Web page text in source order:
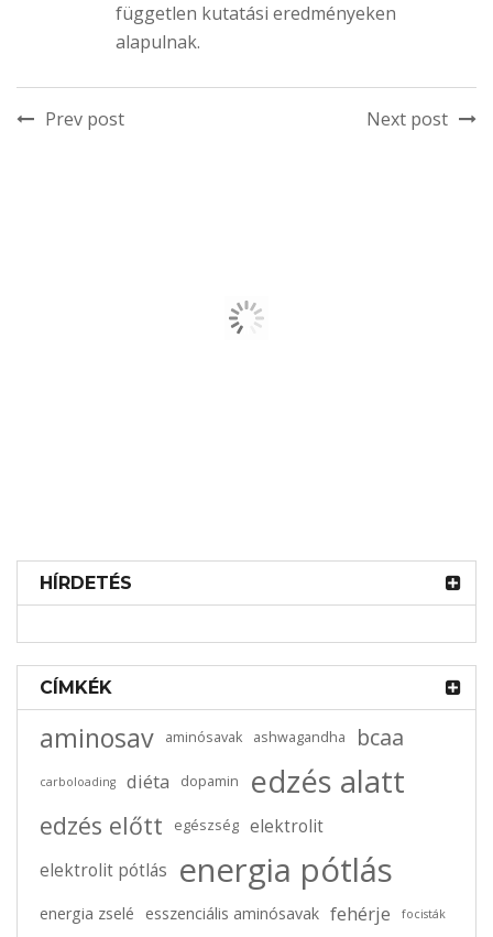
független kutatási eredményeken
alapulnak.
Prev post Next post
2025-05-23
0 comments
megelőzni
HÍRDETÉS
CÍMKÉK
aminosav aminósavak ashwagandha bcaa
carboloading diéta dopamin edzés alatt
edzés előtt egészség elektrolit
elektrolit pótlás energia pótlás
energia zselé esszenciális aminósavak fehérje focisták